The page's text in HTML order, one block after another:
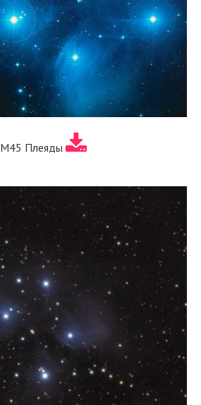
M45 Плеяды